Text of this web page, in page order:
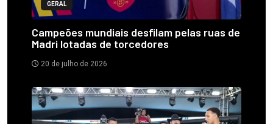
GERAL
Campeões mundiais desfilam pelas ruas de
Madri lotadas de torcedores
20 de julho de 2026